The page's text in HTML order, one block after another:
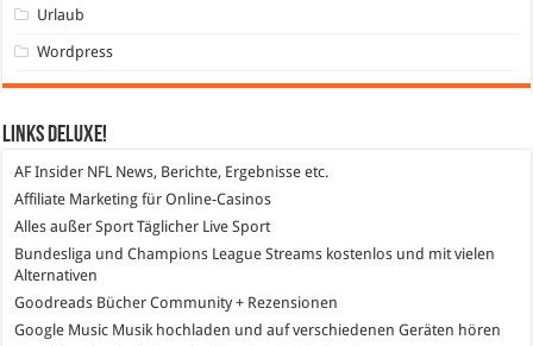
Urlaub
Wordpress
Links DeLuXe!
AF Insider NFL News, Berichte, Ergebnisse etc.
Affiliate Marketing für Online-Casinos
Alles außer Sport Täglicher Live Sport
Bundesliga und Champions League Streams kostenlos und mit vielen
Alternativen
Goodreads Bücher Community + Rezensionen
Google Music Musik hochladen und auf verschiedenen Geräten hören